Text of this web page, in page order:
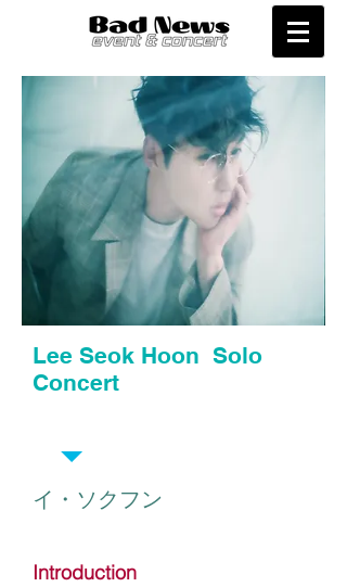
Lee Seok Hoon Solo
Concert
​イ・ソクフン
Introduction